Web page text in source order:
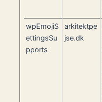
wpEmojiS
ettingsSu
pports
arkitektpe
jse.dk